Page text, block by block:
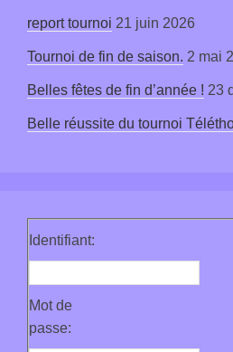
report tournoi 21 juin 2026
Tournoi de fin de saison. 2 mai
Belles fêtes de fin d’année ! 23
Belle réussite du tournoi
Identifiant:
Mot de
passe: